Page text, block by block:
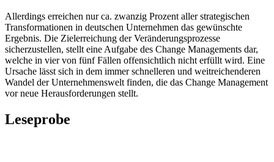
Allerdings erreichen nur ca. zwanzig Prozent aller strategischen
Transformationen in deutschen Unternehmen das gewünschte
Ergebnis. Die Zielerreichung der Veränderungsprozesse
sicherzustellen, stellt eine Aufgabe des Change Managements dar,
welche in vier von fünf Fällen offensichtlich nicht erfüllt wird. Eine
Ursache lässt sich in dem immer schnelleren und weitreichenderen
Wandel der Unternehmenswelt finden, die das Change Management
vor neue Herausforderungen stellt.
Leseprobe